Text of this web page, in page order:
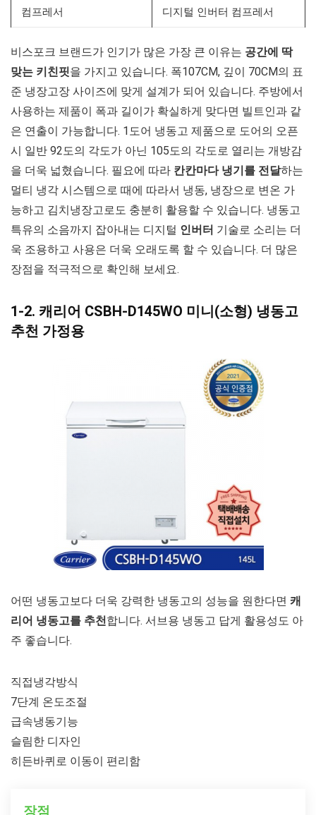
컴프레서 디지털 인버터 컴프레서
비스포크 브랜드가 인기가 많은 가장 큰 이유는 공간에 딱
맞는 키친핏을 가지고 있습니다. 폭107CM, 깊이 70CM의 표
준 냉장고장 사이즈에 맞게 설계가 되어 있습니다. 주방에서
사용하는 제품이 폭과 길이가 확실하게 맞다면 빌트인과 같
은 연출이 가능합니다. 1도어 냉동고 제품으로 도어의 오픈
시 일반 92도의 각도가 아닌 105도의 각도로 열리는 개방감
을 더욱 넓혔습니다. 필요에 따라 칸칸마다 냉기를 전달하는
멀티 냉각 시스템으로 때에 따라서 냉동, 냉장으로 변온 가
능하고 김치냉장고로도 충분히 활용할 수 있습니다. 냉동고
특유의 소음까지 잡아내는 디지털 인버터 기술로 소리는 더
욱 조용하고 사용은 더욱 오래도록 할 수 있습니다. 더 많은
장점을 적극적으로 확인해 보세요.
1-2. 캐리어 CSBH-D145WO 미니(소형) 냉동고
추천 가정용
어떤 냉동고보다 더욱 강력한 냉동고의 성능을 원한다면 캐
리어 냉동고를 추천합니다. 서브용 냉동고 답게 활용성도 아
주 좋습니다.
직접냉각방식
7단계 온도조절
급속냉동기능
슬림한 디자인
히든바퀴로 이동이 편리함
장점